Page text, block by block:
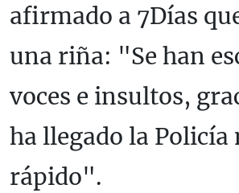
afirmado a 7Días
una riña: "Se han
voces e insultos,
ha llegado la Policía
rápido".